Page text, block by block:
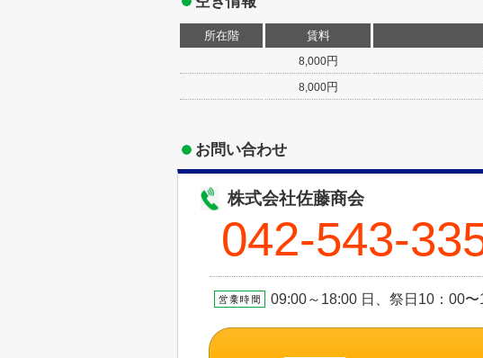
所在階 賃料
8,000円
8,000円
お問い合わせ
株式会社佐藤商会
042-543-
09:00～18:00 日、祭日10：00